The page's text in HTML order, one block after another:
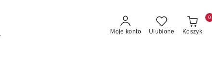
Moje konto Ulubione Koszyk
0